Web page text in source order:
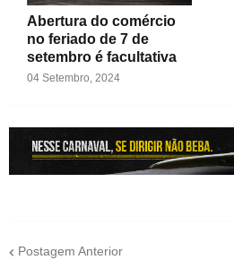
Abertura do comércio
no feriado de 7 de
setembro é facultativa
04 Setembro, 2024
Postagem Anterior